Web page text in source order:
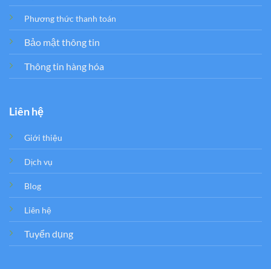
Phương thức thanh toán
Bảo mật thông tin
Thông tin hàng hóa
Liên hệ
Giới thiệu
Dịch vụ
Blog
Liên hệ
Tuyển dụng